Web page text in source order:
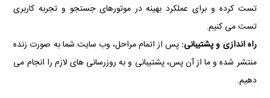
تست کرده و برای عملکرد بهینه در موتورهای جستجو و تجربه کاربری
تست می کنیم.
راه اندازی و پشتیبانی: پس از اتمام مراحل، وب سایت شما به صورت زنده
منتشر شده و ما از آن پس، پشتیبانی و به روزرسانی های لازم را انجام می
دهیم.